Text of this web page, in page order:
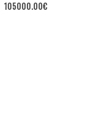
105000.00€